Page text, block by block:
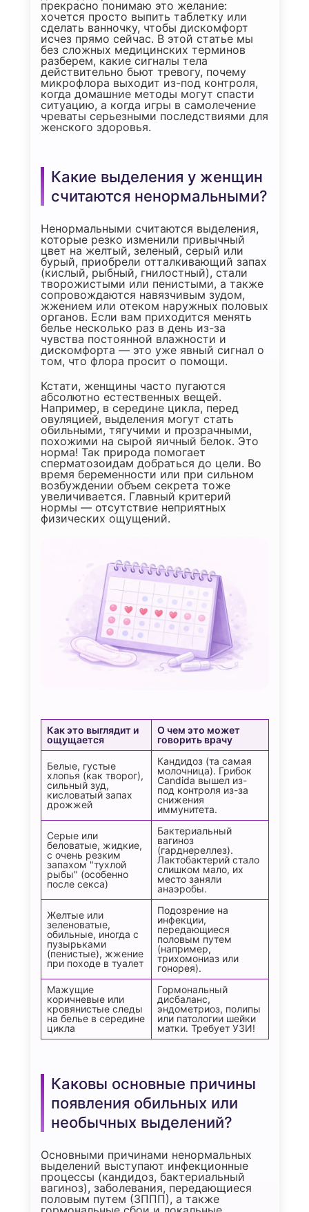
прекрасно понимаю это желание:
хочется просто выпить таблетку или
сделать ванночку, чтобы дискомфорт
исчез прямо сейчас. В этой статье мы
без сложных медицинских терминов
разберем, какие сигналы тела
действительно бьют тревогу, почему
микрофлора выходит из-под контроля,
когда домашние методы могут спасти
ситуацию, а когда игры в самолечение
чреваты серьезными последствиями для
женского здоровья.
Какие выделения у женщин
считаются ненормальными?
Ненормальными считаются выделения,
которые резко изменили привычный
цвет на желтый, зеленый, серый или
бурый, приобрели отталкивающий запах
(кислый, рыбный, гнилостный), стали
творожистыми или пенистыми, а также
сопровождаются навязчивым зудом,
жжением или отеком наружных половых
органов. Если вам приходится менять
белье несколько раз в день из-за
чувства постоянной влажности и
дискомфорта — это уже явный сигнал о
том, что флора просит о помощи.
Кстати, женщины часто пугаются
абсолютно естественных вещей.
Например, в середине цикла, перед
овуляцией, выделения могут стать
обильными, тягучими и прозрачными,
похожими на сырой яичный белок. Это
норма! Так природа помогает
сперматозоидам добраться до цели. Во
время беременности или при сильном
возбуждении объем секрета тоже
увеличивается. Главный критерий
нормы — отсутствие неприятных
физических ощущений.
Как это выглядит и
ощущается
О чем это может
говорить врачу
Белые, густые
хлопья (как творог),
сильный зуд,
кисловатый запах
дрожжей
Кандидоз (та самая
молочница). Грибок
Candida вышел из-
под контроля из-за
снижения
иммунитета.
Серые или
беловатые, жидкие,
с очень резким
запахом "тухлой
рыбы" (особенно
после секса)
Бактериальный
вагиноз
(гарднереллез).
Лактобактерий стало
слишком мало, их
место заняли
анаэробы.
Желтые или
зеленоватые,
обильные, иногда с
пузырьками
(пенистые), жжение
при походе в туалет
Подозрение на
инфекции,
передающиеся
половым путем
(например,
трихомониаз или
гонорея).
Мажущие
коричневые или
кровянистые следы
на белье в середине
цикла
Гормональный
дисбаланс,
эндометриоз, полипы
или патологии шейки
матки. Требует УЗИ!
Каковы основные причины
появления обильных или
необычных выделений?
Основными причинами ненормальных
выделений выступают инфекционные
процессы (кандидоз, бактериальный
вагиноз), заболевания, передающиеся
половым путем (ЗППП), а также